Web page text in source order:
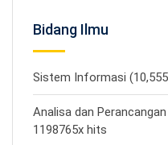
Bidang Ilmu
Sistem Informasi
Analisa dan
1198765x hits